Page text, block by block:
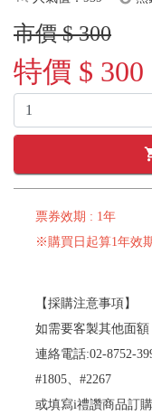
市價 $ 300
特價 $ 300
票券效期 : 1年
※購買日起算1年效
【採購注意事項】
如需要客製其他面額
連絡電話:02-8752-
#1805、#2267
或填寫i禮讚商品訂購